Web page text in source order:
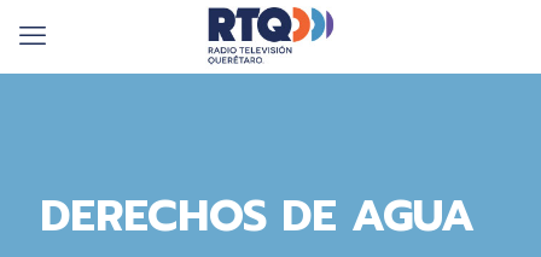
DERECHOS DE AGUA